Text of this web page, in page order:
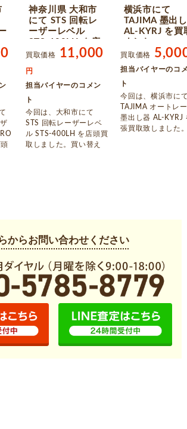
神奈川県 大和市
にて STS 回転レ
ーザーレベル
STS-400LH を店
頭買取しました
買取価格 11,000
円
担当バイヤーのコメン
ト
今回は、大和市にて
STS 回転レーザーレベ
ル STS-400LH を店頭買
取しました。買い替え
横浜市にて
TAJIMA 墨出
AL-KYRJ を買
ました
買取価格
担当バイヤーのコ
ト
今回は、横浜市に
TAJIMA オートレ
墨出し器 AL-KYRJ
張買取致しました
からお問い合わせください